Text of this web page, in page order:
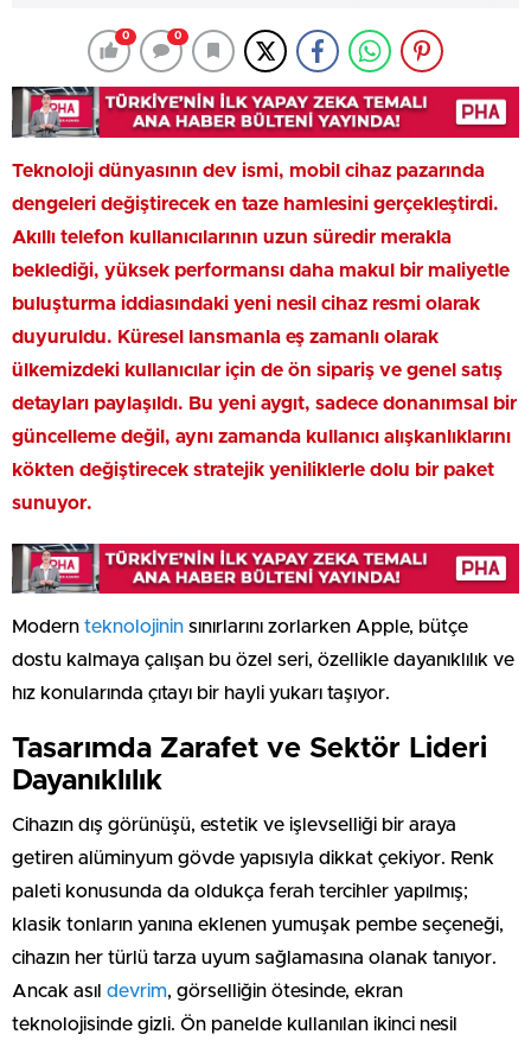
0 0
Teknoloji dünyasının dev ismi, mobil cihaz pazarında
dengeleri değiştirecek en taze hamlesini gerçekleştirdi.
Akıllı telefon kullanıcılarının uzun süredir merakla
beklediği, yüksek performansı daha makul bir maliyetle
buluşturma iddiasındaki yeni nesil cihaz resmi olarak
duyuruldu. Küresel lansmanla eş zamanlı olarak
ülkemizdeki kullanıcılar için de ön sipariş ve genel satış
detayları paylaşıldı. Bu yeni aygıt, sadece donanımsal bir
güncelleme değil, aynı zamanda kullanıcı alışkanlıklarını
kökten değiştirecek stratejik yeniliklerle dolu bir paket
sunuyor.
Modern teknolojinin sınırlarını zorlarken Apple, bütçe
dostu kalmaya çalışan bu özel seri, özellikle dayanıklılık ve
hız konularında çıtayı bir hayli yukarı taşıyor.
Tasarımda Zarafet ve Sektör Lideri
Dayanıklılık
Cihazın dış görünüşü, estetik ve işlevselliği bir araya
getiren alüminyum gövde yapısıyla dikkat çekiyor. Renk
paleti konusunda da oldukça ferah tercihler yapılmış;
klasik tonların yanına eklenen yumuşak pembe seçeneği,
cihazın her türlü tarza uyum sağlamasına olanak tanıyor.
Ancak asıl devrim, görselliğin ötesinde, ekran
teknolojisinde gizli. Ön panelde kullanılan ikinci nesil